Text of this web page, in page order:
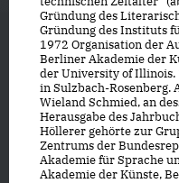
Gründung des
Gründung des Instituts
1972 Organisation der
Berliner Akademie der
der University of
in Sulzbach-
Wieland Schmied, an
Herausgabe des
Höllerer gehörte zur
Zentrums der
Akademie für Sprache
Akademie der Künste,